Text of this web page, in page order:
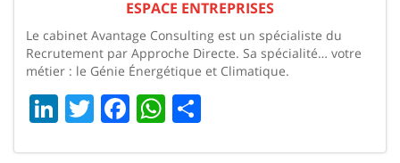
ESPACE ENTREPRISES
Le cabinet Avantage Consulting est un spécialiste du
Recrutement par Approche Directe. Sa spécialité… votre
métier : le Génie Énergétique et Climatique.
LinkedIn
Twitter
Facebook
WhatsApp